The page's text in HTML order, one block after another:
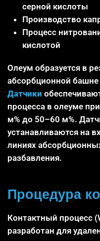
серной кислоты
Производство
Процесс
кислотой
Олеум образуется в
абсорбционной башне
Датчики
процесса в олеуме
м% до 50–60 м%.
устанавливаются на
линиях
разбавления.
Процедура
Контактный процесс
разработан для